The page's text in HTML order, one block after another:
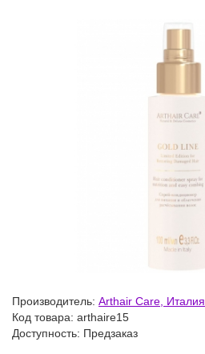
Производитель: Arthair Care, Италия
Код товара: arthaire15
Доступность: Предзаказ